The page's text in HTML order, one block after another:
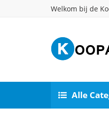
Welkom bij de
Alle